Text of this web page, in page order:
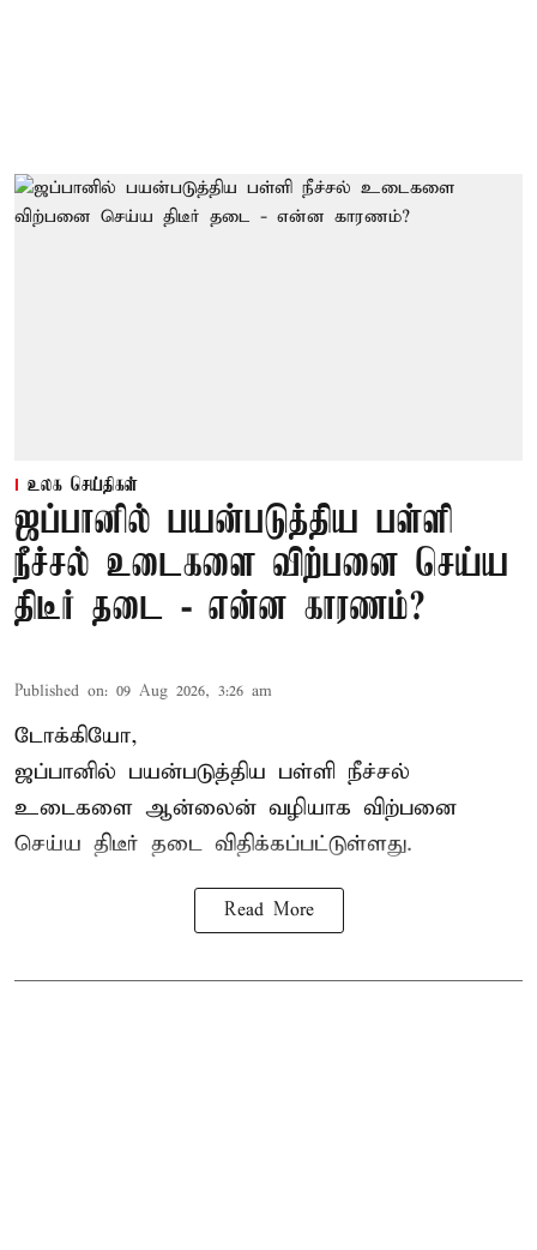
உலக செய்திகள்
ஜப்பானில் பயன்படுத்திய பள்ளி
நீச்சல் உடைகளை விற்பனை செய்ய
திடீர் தடை - என்ன காரணம்?
Published on: 09 Aug 2026, 3:26 am
டோக்கியோ,
ஜப்பானில் பயன்படுத்திய பள்ளி நீச்சல்
உடைகளை ஆன்லைன் வழியாக விற்பனை
செய்ய திடீர் தடை விதிக்கப்பட்டுள்ளது.
Read More